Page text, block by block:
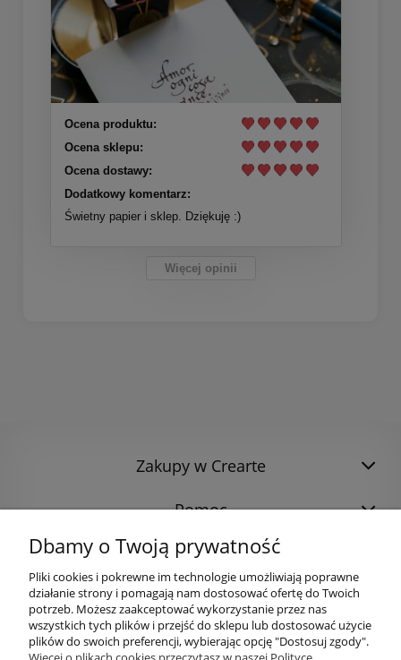
Ocena produktu:
Ocena sklepu:
Ocena dostawy:
Dodatkowy komentarz:
Świetny papier i sklep. Dziękuję :)
Więcej opinii
Zakupy w Crearte
Pomoc
Dbamy o Twoją prywatność
Pliki cookies i pokrewne im technologie umożliwiają poprawne
działanie strony i pomagają nam dostosować ofertę do Twoich
potrzeb. Możesz zaakceptować wykorzystanie przez nas
wszystkich tych plików i przejść do sklepu lub dostosować użycie
plików do swoich preferencji, wybierając opcję "Dostosuj zgody".